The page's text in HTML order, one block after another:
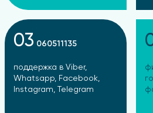
03 060511135
поддержка в Viber,
Whatsapp, Facebook,
Instagram, Telegram